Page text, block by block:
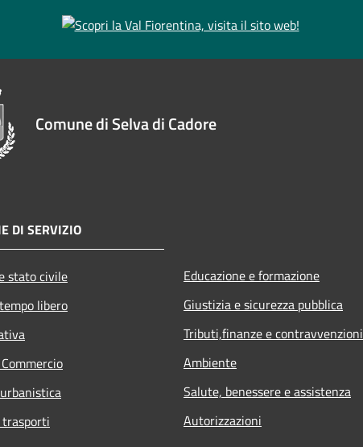
Comune di Selva di Cadore
DI SERVIZIO
stato civile
libero
Educazione e formazione
Giustizia e sicurezza pubblica
Tributi,finanze e contravvenzioni
Ambiente
Salute, benessere e assistenza
Autorizzazioni